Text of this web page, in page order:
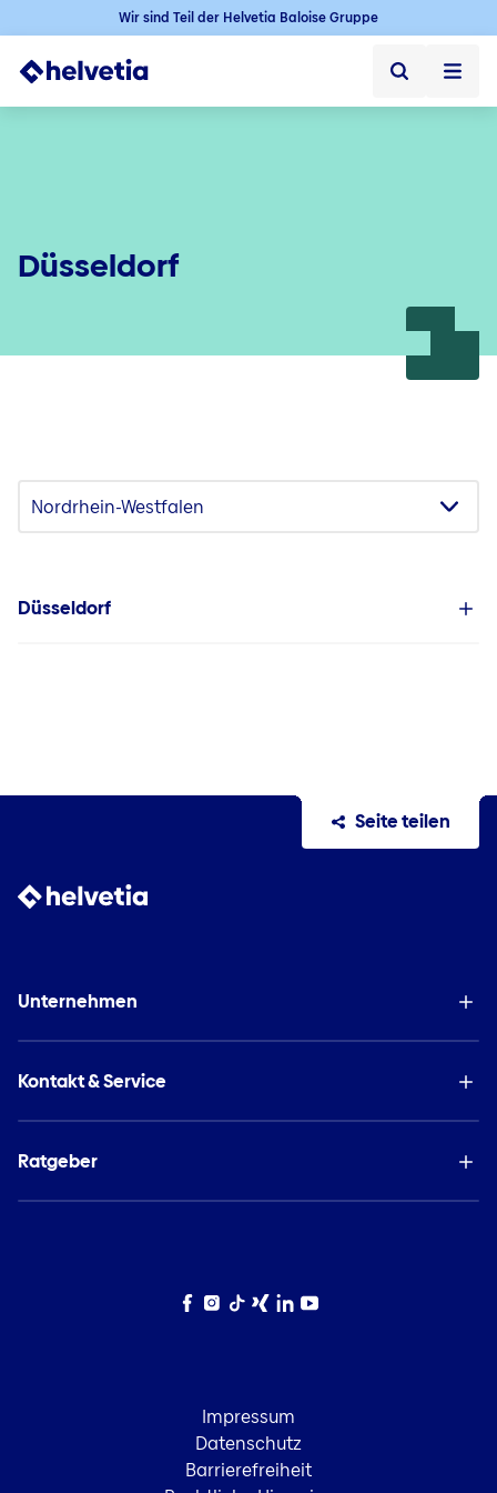
Wir sind Teil der Helvetia Baloise Gruppe
Kontakt & Service
Düsseldorf
Düsseldorf
Seite teilen
Unternehmen
Kontakt & Service
Ratgeber
Facebook
Instagram
TikTokXingLinkedIn
YouTube
Impressum
Datenschutz
Barrierefreiheit